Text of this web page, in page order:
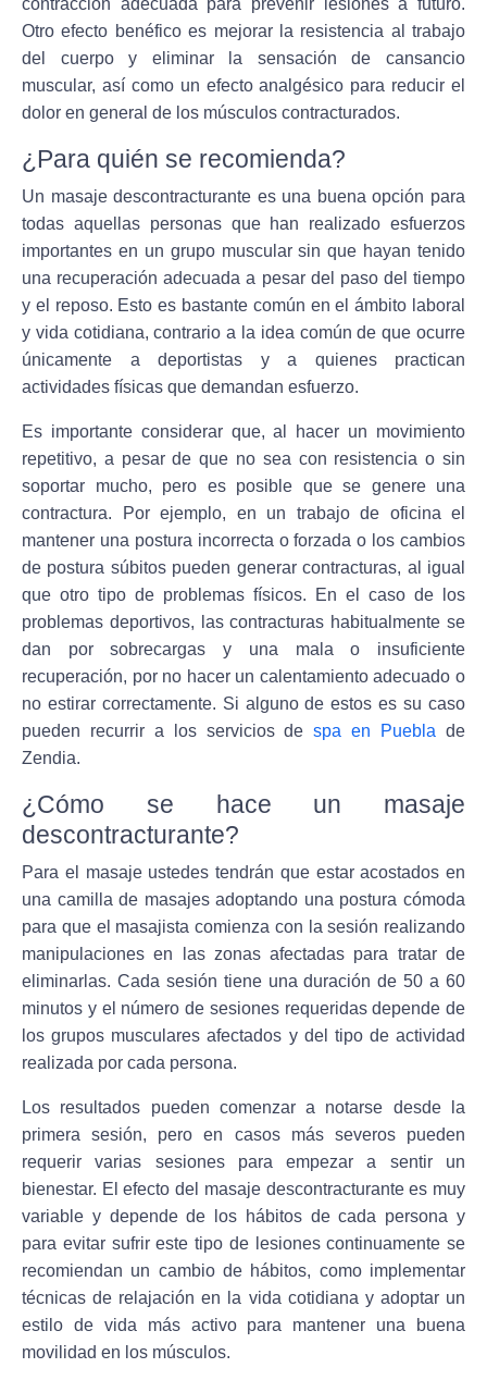
Otro efecto benéfico es mejorar la resistencia al trabajo
del cuerpo y eliminar la sensación de cansancio
muscular, así como un efecto analgésico para reducir el
dolor en general de los músculos contracturados.
¿Para quién se recomienda?
Un masaje descontracturante es una buena opción para
todas aquellas personas que han realizado esfuerzos
importantes en un grupo muscular sin que hayan tenido
una recuperación adecuada a pesar del paso del tiempo
y el reposo. Esto es bastante común en el ámbito laboral
y vida cotidiana, contrario a la idea común de que ocurre
únicamente a deportistas y a quienes practican
actividades físicas que demandan esfuerzo.
Es importante considerar que, al hacer un movimiento
repetitivo, a pesar de que no sea con resistencia o sin
soportar mucho, pero es posible que se genere una
contractura. Por ejemplo, en un trabajo de oficina el
mantener una postura incorrecta o forzada o los cambios
de postura súbitos pueden generar contracturas, al igual
que otro tipo de problemas físicos. En el caso de los
problemas deportivos, las contracturas habitualmente se
dan por sobrecargas y una mala o insuficiente
recuperación, por no hacer un calentamiento adecuado o
no estirar correctamente. Si alguno de estos es su caso
pueden recurrir a los servicios despa en Puebla de
Zendia.
¿Cómo se hace un masaje
descontracturante?
Para el masaje ustedes tendrán que estar acostados en
una camilla de masajes adoptando una postura cómoda
para que el masajista comienza con la sesión realizando
manipulaciones en las zonas afectadas para tratar de
eliminarlas. Cada sesión tiene una duración de 50 a 60
minutos y el número de sesiones requeridas depende de
los grupos musculares afectados y del tipo de actividad
realizada por cada persona.
Los resultados pueden comenzar a notarse desde la
primera sesión, pero en casos más severos pueden
requerir varias sesiones para empezar a sentir un
bienestar. El efecto del masaje descontracturante es muy
variable y depende de los hábitos de cada persona y
para evitar sufrir este tipo de lesiones continuamente se
recomiendan un cambio de hábitos, como implementar
técnicas de relajación en la vida cotidiana y adoptar un
estilo de vida más activo para mantener una buena
movilidad en los músculos.